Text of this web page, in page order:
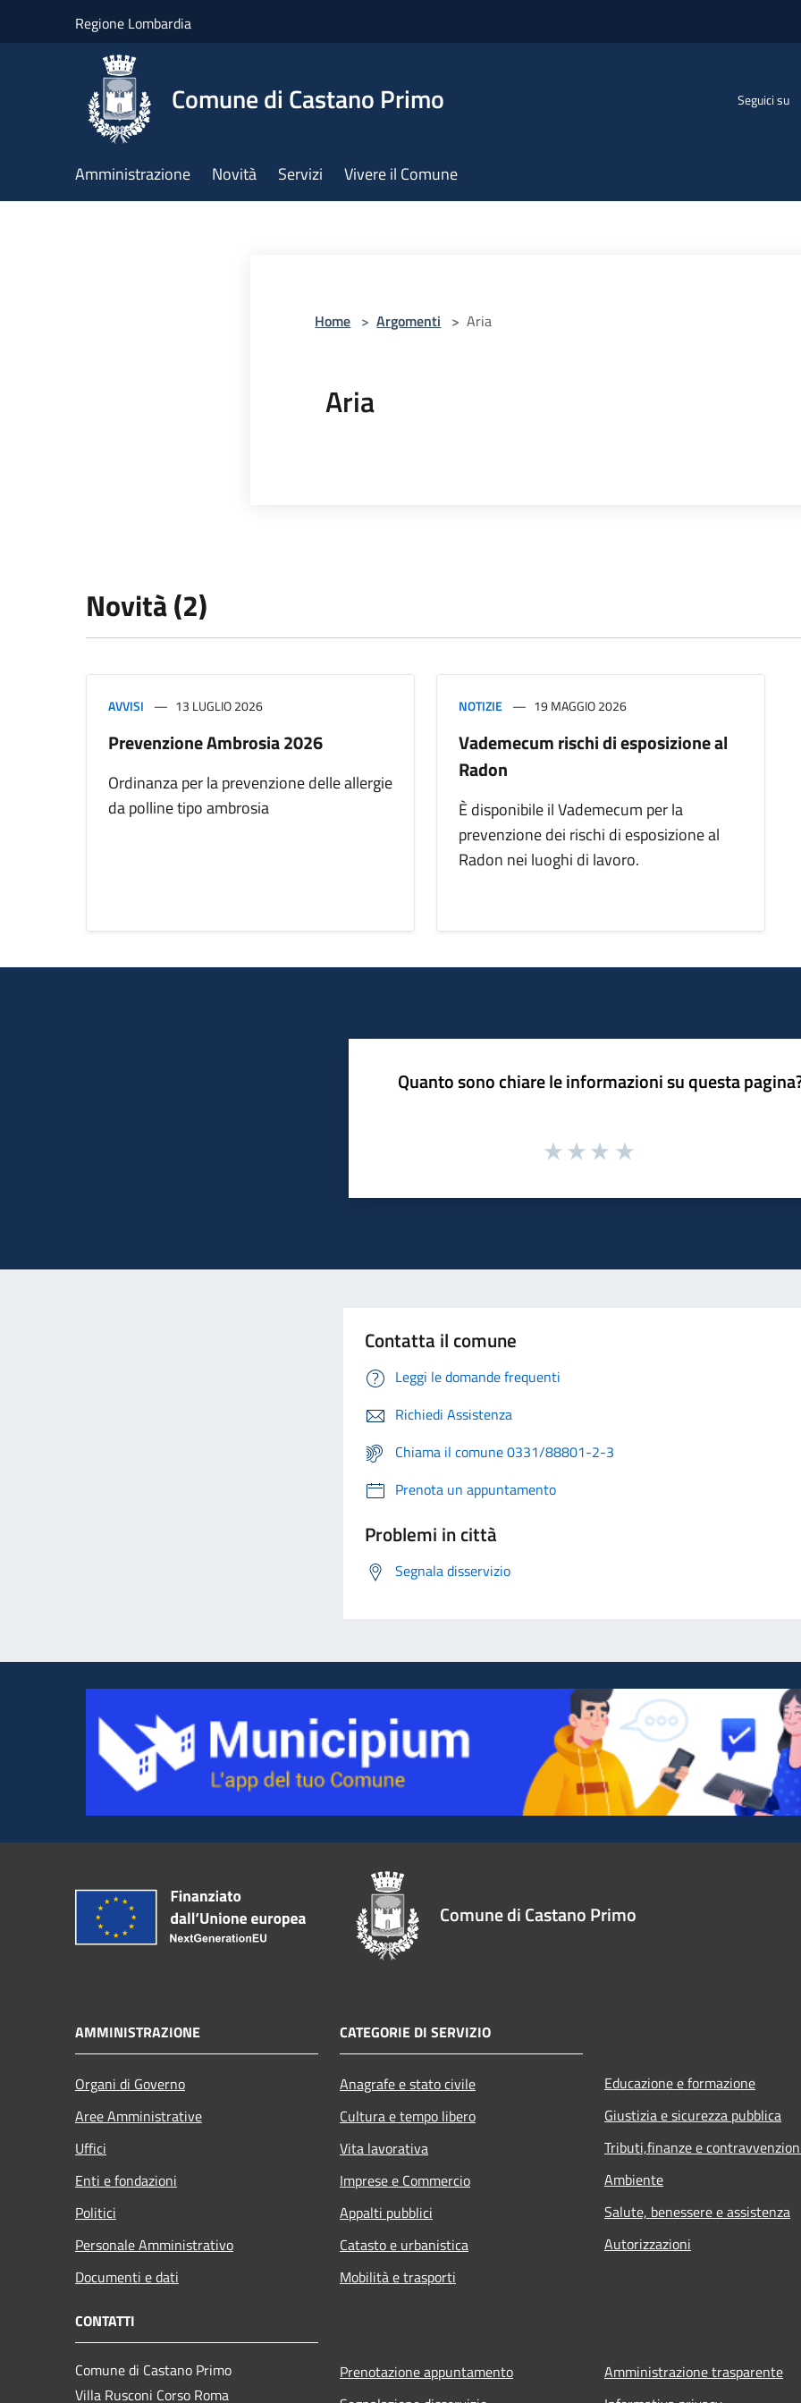
Regione Lombardia
Comune di Castano Primo Seguici su
Amministrazione Novità Servizi Vivere il Comune
Home > Argomenti > Aria
Aria
Novità (2)
AVVISI 13 LUGLIO 2026
Prevenzione Ambrosia 2026
Ordinanza per la prevenzione delle allergie
da polline tipo ambrosia
NOTIZIE 19 MAGGIO 2026
Vademecum rischi di esposizione al
Radon
È disponibile il Vademecum per la
prevenzione dei rischi di esposizione al
Radon nei luoghi di lavoro.
Quanto sono chiare le informazioni su questa
Contatta il comune
Leggi le domande frequenti
Richiedi Assistenza
Chiama il comune 0331/88801-2-3
Prenota un appuntamento
Problemi in città
Segnala disservizio
Comune di Castano Primo
AMMINISTRAZIONE
Organi di Governo
Aree Amministrative
Uffici
Enti e fondazioni
Politici
Personale Amministrativo
Documenti e dati
CATEGORIE DI SERVIZIO
Anagrafe e stato civile
Cultura e tempo libero
Vita lavorativa
Imprese e Commercio
Appalti pubblici
Catasto e urbanistica
Mobilità e trasporti
Educazione e formazione
Giustizia e sicurezza pubblica
Tributi,finanze e
Ambiente
Salute, benessere e assistenza
Autorizzazioni
CONTATTI
Comune di Castano Primo
Villa Rusconi Corso Roma
Prenotazione appuntamento
Amministrazione trasparente